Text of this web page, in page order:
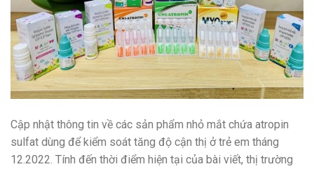
Cập nhật thông tin về các sản phẩm nhỏ mắt chứa atropin
sulfat dùng để kiểm soát tăng độ cận thị ở trẻ em tháng
12.2022. Tính đến thời điểm hiện tại của bài viết, thị trường